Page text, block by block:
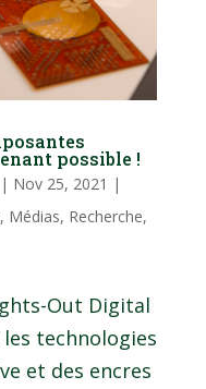
possible !
| Nov 25, 2021 |
, Médias, Recherche,
Out Digital
technologies
et des encres